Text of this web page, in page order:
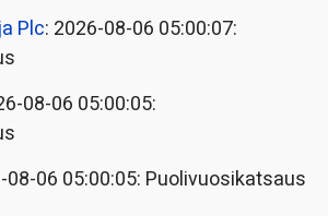
Plc: 2026-08-06 05:00:07:
08-06 05:00:05:
08-06 05:00:05: Puolivuosikatsaus